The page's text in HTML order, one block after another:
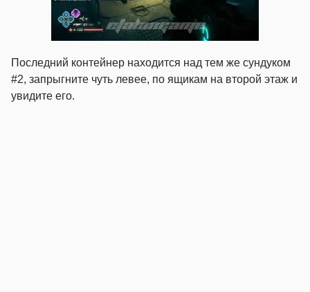
Последний контейнер находится над тем же сундуком
#2, запрыгните чуть левее, по ящикам на второй этаж и
увидите его.